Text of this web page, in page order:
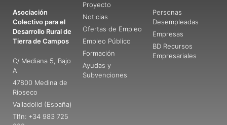
Asociación
Colectivo para el
Desarrollo Rural de
Tierra de Campos
C/ Mediana 5, Bajo
A
47800 Medina de
Rioseco
Valladolid (España)
Tlfn: +34 983 725
Proyecto
Noticias
Ofertas de Empleo
Empleo Público
Formación
Ayudas y
Subvenciones
Personas
Desempleadas
Empresas
BD Recursos
Empresariales